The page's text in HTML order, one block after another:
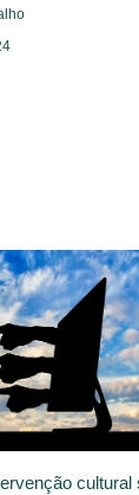
cultural